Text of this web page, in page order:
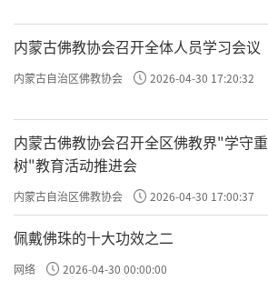
内蒙古佛教协会召开全体人员学习会议
内蒙古自治区佛教协会 2026-04-30 17:20:32
内蒙古佛教协会召开全区佛教界"学守重
树"教育活动推进会
内蒙古自治区佛教协会 2026-04-30 17:00:37
佩戴佛珠的十大功效之二
网络 2026-04-30 00:00:00